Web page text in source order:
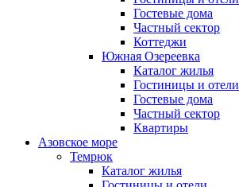
Гостевые дома
Частный сектор
Коттеджи
Южная Озереевка
Каталог жилья
Гостиницы и отели
Гостевые дома
Частный сектор
Квартиры
Азовское море
Темрюк
Каталог жилья